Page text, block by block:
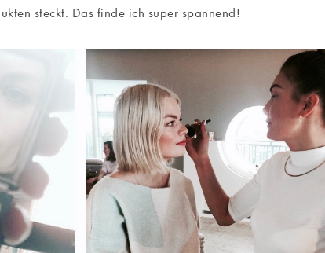
steckt. Das finde ich super spannend!